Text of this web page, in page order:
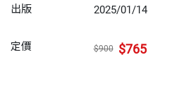
出版 2025/01/14
定價 $900 $765